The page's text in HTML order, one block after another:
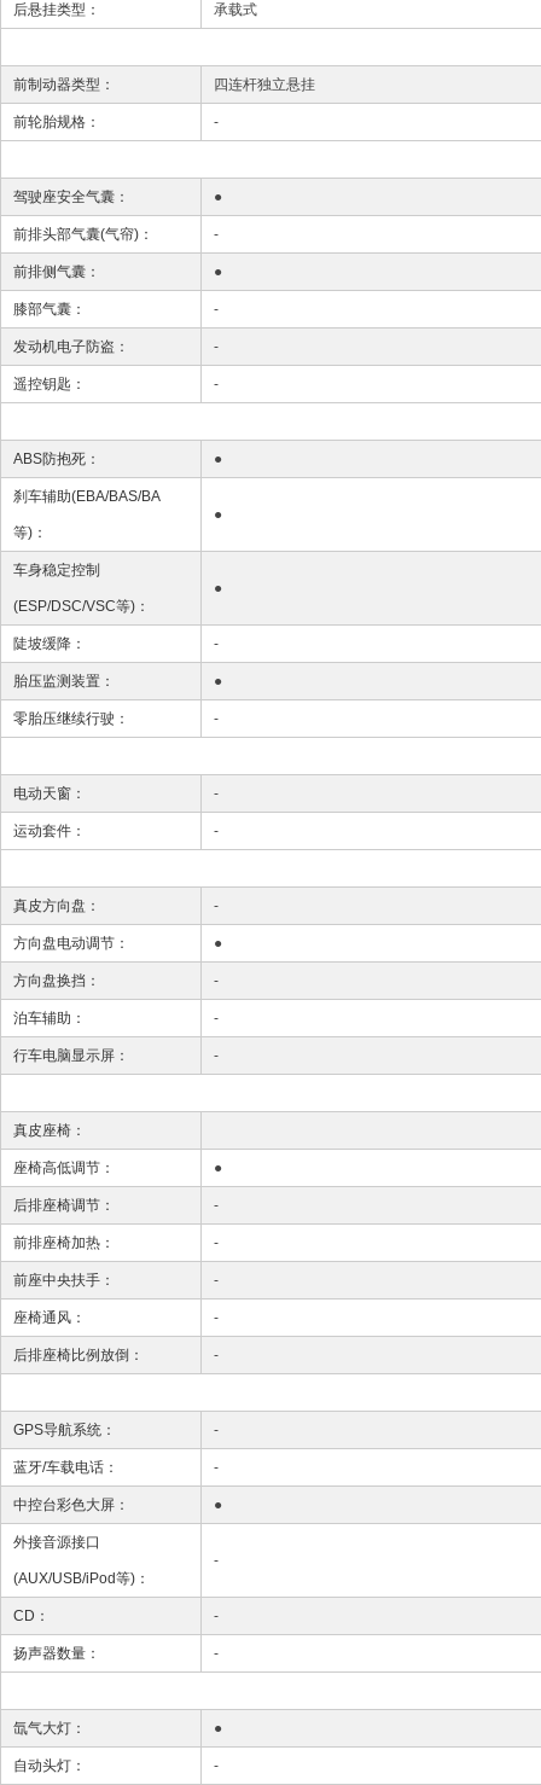
后悬挂类型： 承载式
前制动器类型： 四连杆独立悬挂
前轮胎规格： -
驾驶座安全气囊： ●
前排头部气囊(气帘)： -
前排侧气囊： ●
膝部气囊： -
发动机电子防盗： -
遥控钥匙： -
ABS防抱死： ●
刹车辅助(EBA/BAS/BA
等)：
●
车身稳定控制
(ESP/DSC/VSC等)：
●
陡坡缓降： -
胎压监测装置： ●
零胎压继续行驶： -
电动天窗： -
运动套件： -
真皮方向盘： -
方向盘电动调节： ●
方向盘换挡： -
泊车辅助： -
行车电脑显示屏： -
真皮座椅：
座椅高低调节： ●
后排座椅调节： -
前排座椅加热： -
前座中央扶手： -
座椅通风： -
后排座椅比例放倒： -
GPS导航系统： -
蓝牙/车载电话： -
中控台彩色大屏： ●
外接音源接口
(AUX/USB/iPod等)：
-
CD： -
扬声器数量： -
氙气大灯： ●
自动头灯： -